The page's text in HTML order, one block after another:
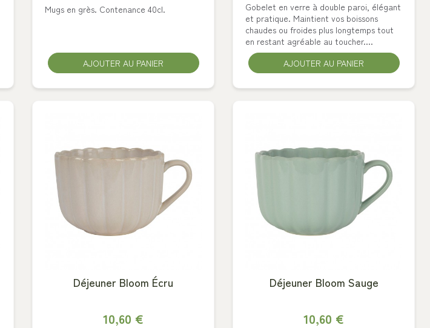
Mugs en grès. Contenance 40cl.
AJOUTER AU PANIER
Gobelet en verre à double paroi, élégant
et pratique. Maintient vos boissons
chaudes ou froides plus longtemps tout
en restant agréable au toucher....
AJOUTER AU PANIER
Déjeuner Bloom Écru
10,60 €
Déjeuner Bloom Sauge
10,60 €